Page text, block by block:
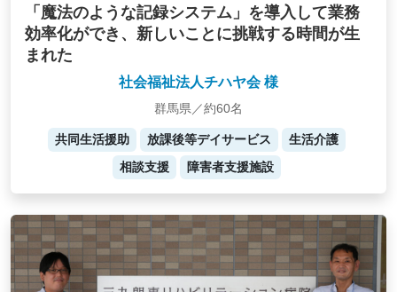
「魔法のような記録システム」を導入して業務
効率化ができ、新しいことに挑戦する時間が生
まれた
社会福祉法人チハヤ会 様
群馬県／約60名
共同生活援助 放課後等デイサービス
生活介護
相談支援
障害者支援施設